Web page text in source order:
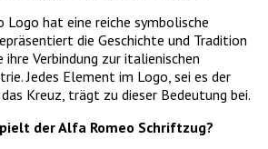
Logo hat eine reiche symbolische
die Geschichte und Tradition
ihre Verbindung zur italienischen
Jedes Element im Logo, sei es der
Kreuz, trägt zu dieser Bedeutung bei.
der Alfa Romeo Schriftzug?